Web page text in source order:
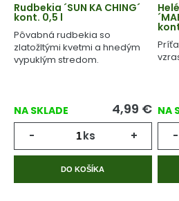
Rudbekia ´SUN KA CHING´
kont. 0,5 l
Pôvabná rudbekia so
zlatožltými kvetmi a hnedým
vypuklým stredom.
NA SKLADE 4,99 €
- ks +
DO KOŠÍKA
NA
-